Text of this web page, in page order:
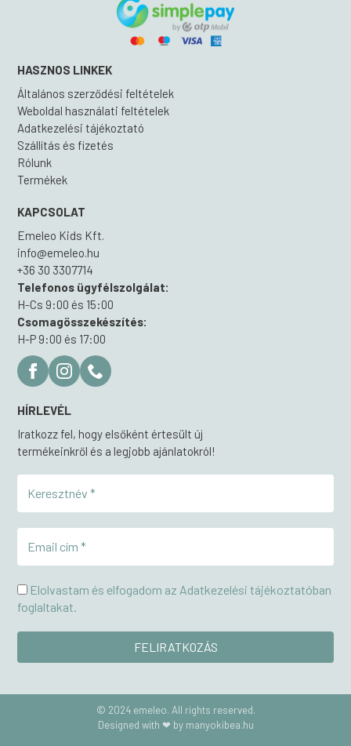
HASZNOS LINKEK
Általános szerződési feltételek
Weboldal használati feltételek
Adatkezelési tájékoztató
Szállítás és fizetés
Rólunk
Termékek
KAPCSOLAT
Emeleo Kids Kft.
info@emeleo.hu
+36 30 3307714
Telefonos ügyfélszolgálat:
H-Cs 9:00 és 15:00
Csomagösszekészítés:
H-P 9:00 és 17:00
HÍRLEVÉL
Iratkozz fel, hogy elsőként értesült új
termékeinkről és a legjobb ajánlatokról!
Elolvastam és elfogadom az Adatkezelési tájékoztatóban
foglaltakat.
© 2024 emeleo. All rights reserved.
Designed with ❤ by manyokibea.hu